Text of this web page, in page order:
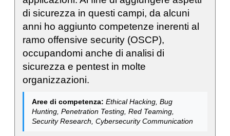
di sicurezza in questi campi, da alcuni
anni ho aggiunto competenze inerenti al
ramo offensive security (OSCP),
occupandomi anche di analisi di
sicurezza e pentest in molte
organizzazioni.
Aree di competenza: Ethical Hacking, Bug
Hunting, Penetration Testing, Red Teaming,
Security Research, Cybersecurity Communication